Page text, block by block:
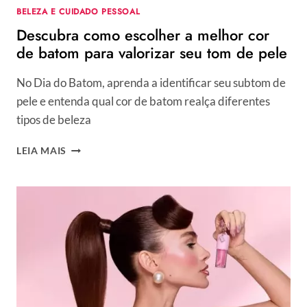
BELEZA E CUIDADO PESSOAL
Descubra como escolher a melhor cor
de batom para valorizar seu tom de pele
No Dia do Batom, aprenda a identificar seu subtom de
pele e entenda qual cor de batom realça diferentes
tipos de beleza
LEIA MAIS DESCUBRA
A
COR
DE
BATOM
PARA
VALORIZAR
SEU